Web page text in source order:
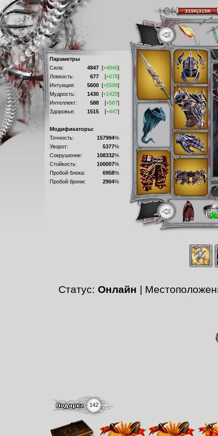
Параметры
Сила:
4847 [+4846]
Ловкость:
677 [+676]
Интуиция:
5600 [+5599]
Мудрость:
1430 [+1429]
Интеллект:
588 [+587]
Здоровье:
1515 [+447]
Модификаторы:
Точность:
157994%
Уворот:
5377%
Сокрушение:
108332%
Стойкость:
100007%
Пробой блока:
6958%
Пробой брони:
2904%
Статус: Онлайн |
142
315K|315K